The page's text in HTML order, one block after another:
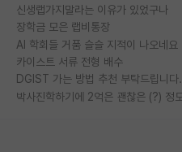
신생랩가지말라는 이유가 있었구나
장학금 모은 랩비통장
AI 학회들 거품 슬슬 지적이 나오네요
카이스트 서류 전형 배수
DGIST 가는 방법 추천 부탁드립니다.